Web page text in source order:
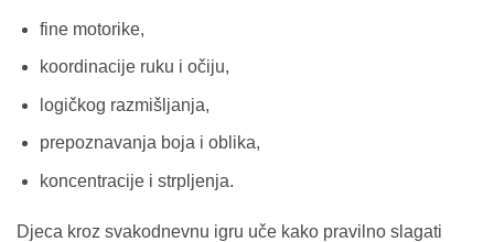
fine motorike,
koordinacije ruku i očiju,
logičkog razmišljanja,
prepoznavanja boja i oblika,
koncentracije i strpljenja.
Djeca kroz svakodnevnu igru uče kako pravilno slagati